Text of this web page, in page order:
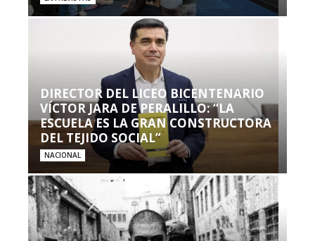
DIRECTOR DEL LICEO BICENTENARIO
VÍCTOR JARA DE PERALILLO: “LA
ESCUELA ES LA GRAN CONSTRUCTORA
DEL TEJIDO SOCIAL”
NACIONAL